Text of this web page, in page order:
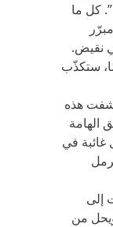
كل ما
نقيض.
ستكذّب
هذه
الهامة
في
إلى
من